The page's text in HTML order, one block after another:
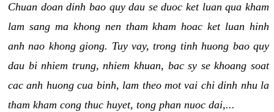
Chuan doan dinh bao quy dau se duoc ket luan qua kham
lam sang ma khong nen tham kham hoac ket luan hinh
anh nao khong giong. Tuy vay, trong tinh huong bao quy
dau bi nhiem trung, nhiem khuan, bac sy se khoang soat
cac anh huong cua binh, lam theo mot vai chi dinh nhu la
tham kham cong thuc huyet, tong phan nuoc dai,...